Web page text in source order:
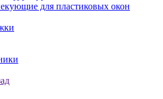
для пластиковых окон